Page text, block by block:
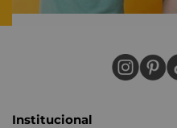
Institucional